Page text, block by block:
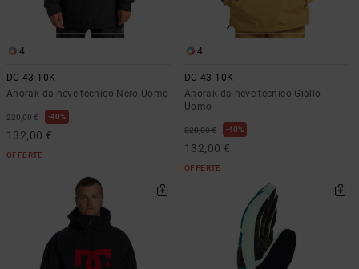
4
DC-43 10K
Anorak da neve tecnico Nero Uomo
220,00 € 40%
132,00 €
OFFERTE
4
DC-43 10K
Anorak da neve tecnico Giallo
Uomo
220,00 € 40%
132,00 €
OFFERTE